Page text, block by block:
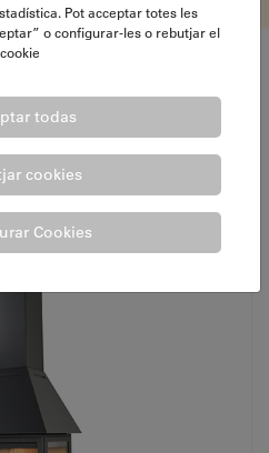
METALLICI
Pot acceptar totes les
o configurar-les o rebutjar el
todas
cookies
Cookies